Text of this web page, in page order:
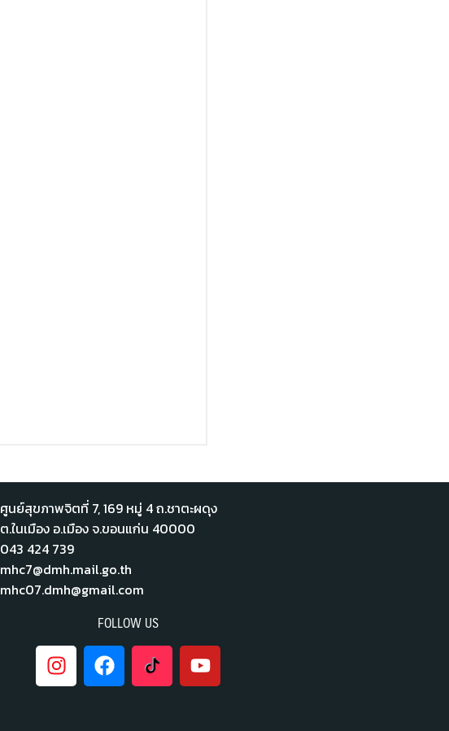
ศูนย์สุขภาพจิตที่ 7,​ 169 หมู่ 4 ถ.ชาตะผดุง
ต.ในเมือง อ.เมือง จ.ขอนแก่น 40000
043 424 739
mhc7@dmh.mail.go.th
mhc07.dmh@gmail.com
FOLLOW US